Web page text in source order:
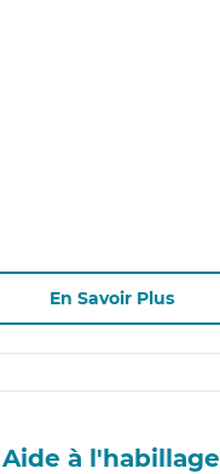
En Savoir Plus
Aide à l'habillage